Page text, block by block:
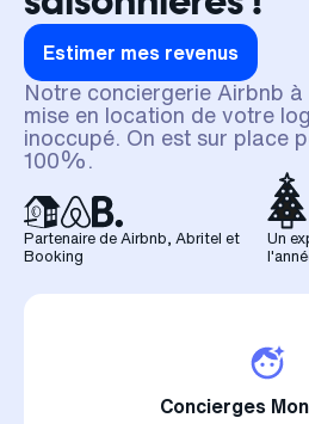
Estimer mes revenus
Notre conciergerie Airbnb à
mise en location de votre
inoccupé. On est sur place
100%.
Partenaire de Airbnb, Abritel et
Booking
Un
Concierges